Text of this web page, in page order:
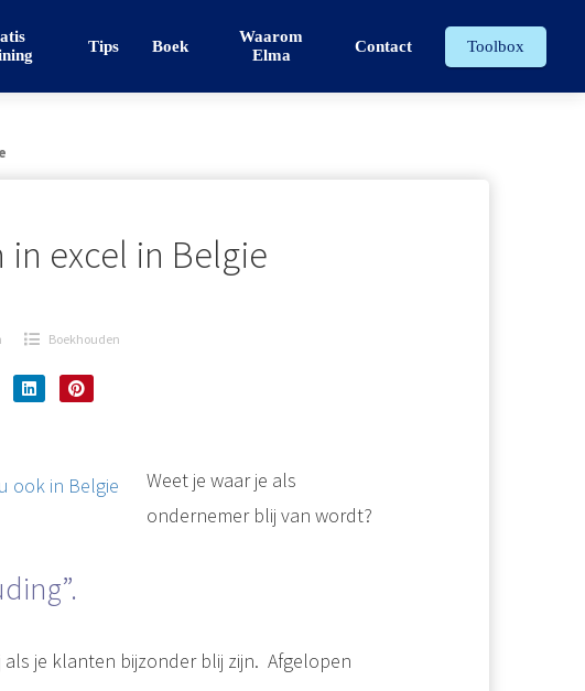
Tips Boek
Waarom
Elma
Contact Toolbox
excel in Belgie
Boekhouden
Weet je waar je als
ondernemer blij van wordt?
je klanten bijzonder blij zijn. Afgelopen